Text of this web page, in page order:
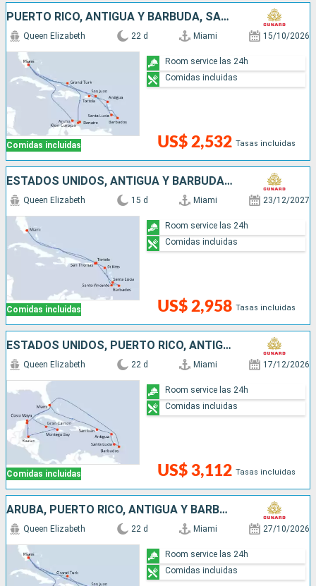
PUERTO RICO, ANTIGUA Y BARBUDA, SANTA LUCIA, BARBADOS, SAN MARTÍN, ESTADOS UNIDOS, ARUBA
Comidas incluidas
Queen Elizabeth 22 d Miami 15/10/2026
US$ 2,532 Tasas incluidas
Room service las 24h
Comidas incluidas
ESTADOS UNIDOS, ANTIGUA Y BARBUDA, SAN VINCENT Y LAS GRANADINAS, BARBADOS, SANTA LUCIA, SAN MARTÍN
Comidas incluidas
Queen Elizabeth 15 d Miami 23/12/2027
US$ 2,958 Tasas incluidas
Room service las 24h
Comidas incluidas
ESTADOS UNIDOS, PUERTO RICO, ANTIGUA Y BARBUDA, SANTA LUCIA, BARBADOS, SAN MARTÍN, ISLAS CAIMÁN, JAMAICA, HONDURAS, MÉXICO
Comidas incluidas
Queen Elizabeth 22 d Miami 17/12/2026
US$ 3,112 Tasas incluidas
Room service las 24h
Comidas incluidas
ARUBA, PUERTO RICO, ANTIGUA Y BARBUDA, SANTA LUCIA, BARBADOS, SAN MARTÍN, ESTADOS UNIDOS
Queen Elizabeth 22 d Miami 27/10/2026
Room service las 24h
Comidas incluidas